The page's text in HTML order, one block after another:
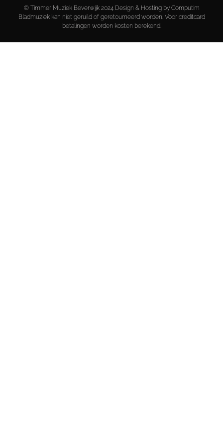
© Timmer Muziek Beverwijk 2024 Design & Hosting by Computim
Bladmuziek kan niet geruild of geretourneerd worden. Voor creditcard
betalingen worden kosten berekend.